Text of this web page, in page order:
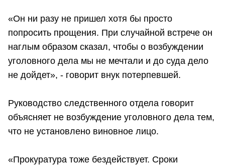
«Он ни разу не пришел хотя бы просто
попросить прощения. При случайной встрече он
наглым образом сказал, чтобы о возбуждении
уголовного дела мы не мечтали и до суда дело
не дойдет», - говорит внук потерпевшей.
Руководство следственного отдела говорит
объясняет не возбуждение уголовного дела тем,
что не установлено виновное лицо.
«Прокуратура тоже бездействует. Сроки